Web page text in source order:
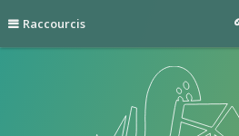
Raccourcis